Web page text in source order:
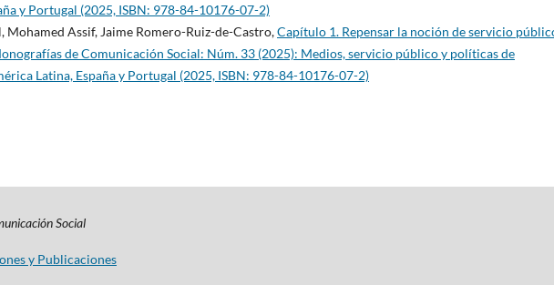
y Portugal (2025, ISBN: 978-84-10176-07-2)
Mohamed Assif, Jaime Romero-Ruiz-de-Castro,Capítulo 1. Repensar la noción de servicio
de Comunicación Social: Núm. 33 (2025): Medios, servicio público y políticas de
Latina, España y Portugal (2025, ISBN: 978-84-10176-07-2)
Social
y Publicaciones